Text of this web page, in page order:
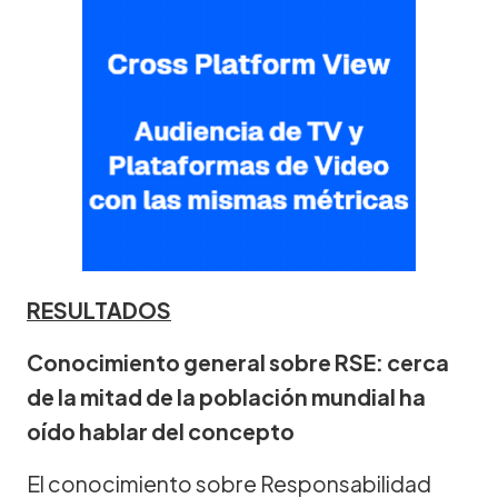
RESULTADOS
Conocimiento general sobre RSE: cerca
de la mitad de la población mundial ha
oído hablar del concepto
El conocimiento sobre Responsabilidad